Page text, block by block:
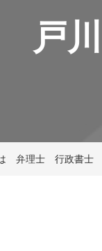
戸
弁理士 行政書士